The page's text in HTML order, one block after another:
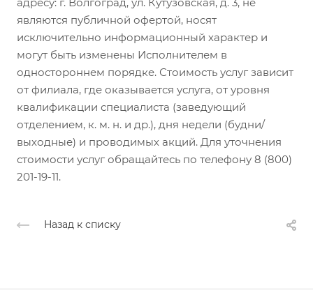
являются публичной офертой, носят
исключительно информационный характер и
могут быть изменены Исполнителем в
одностороннем порядке. Стоимость услуг зависит
от филиала, где оказывается услуга, от уровня
квалификации специалиста (заведующий
отделением, к. м. н. и др.), дня недели (будни/
выходные) и проводимых акций. Для уточнения
стоимости услуг обращайтесь по телефону 8 (800)
201-19-11.
Назад к списку